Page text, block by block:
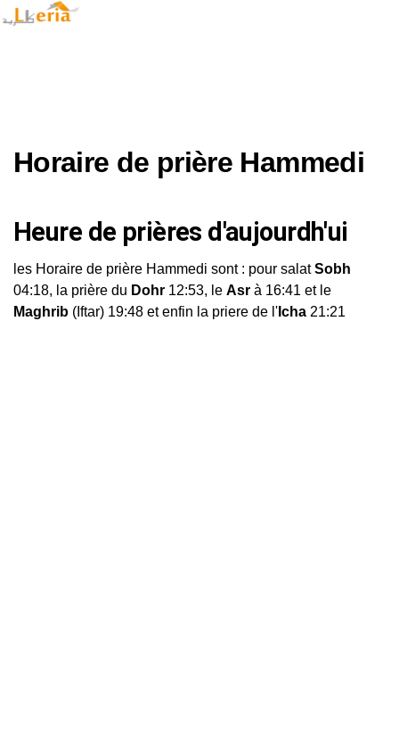
Horaire de prière Hammedi
Heure de prières d'aujourdh'ui
les Horaire de prière Hammedi sont : pour salatSobh
04:18, la prière du Dohr 12:53, le Asr à 16:41 et le
Maghrib (Iftar) 19:48 et enfin la priere de l' Icha 21:21